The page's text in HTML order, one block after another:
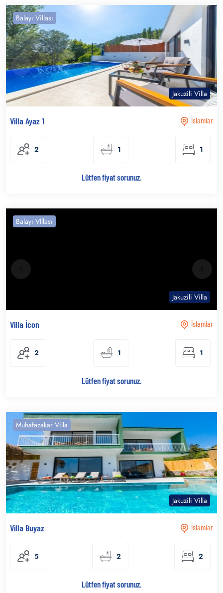
Balayı Villası
Jakuzili Villa
İslamlar
Villa Ayaz 1
2 1 1
Lütfen fiyat sorunuz.
Balayı Vİllası
Jakuzili Villa
İslamlar
Villa İcon
2 1 1
Lütfen fiyat sorunuz.
Muhafazakar Villa
Jakuzili Villa
İslamlar
Villa Buyaz
5 2 2
Lütfen fiyat sorunuz.